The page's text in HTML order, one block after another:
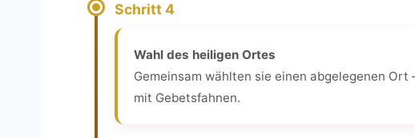
Schritt 4
Wahl des heiligen Ortes
Gemeinsam wählten sie einen abgelegenen
mit Gebetsfahnen.